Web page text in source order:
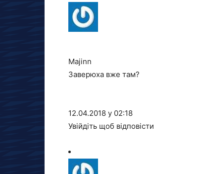
Majinn
Заверюха вже там?
12.04.2018 у 02:18
Увійдіть щоб відповісти